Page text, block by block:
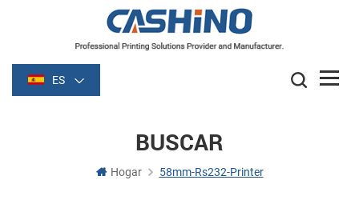
ES
BUSCAR
Hogar 58mm-Rs232-Printer